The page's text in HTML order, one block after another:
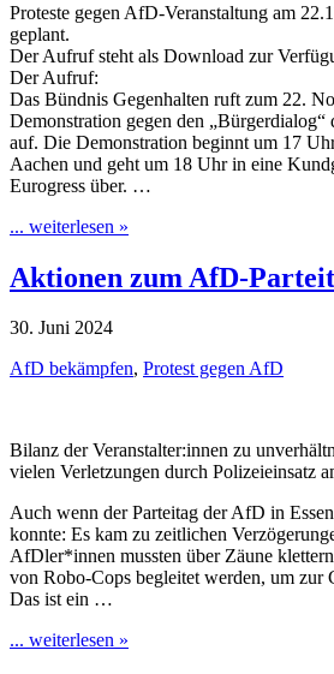
Proteste gegen AfD-Veranstaltung am
geplant.
Der Aufruf steht als Download zur
Der Aufruf:
Das Bündnis Gegenhalten ruft zum 22.
Demonstration gegen den
auf. Die Demonstration beginnt um 17
Aachen und geht um 18 Uhr in eine
Eurogress über. …
... weiterlesen »
Aktionen zum AfD-
30. Juni 2024
AfD bekämpfen, Protest gegen AfD
Bilanz der Veranstalter:innen zu
vielen Verletzungen durch Polizeieinsatz
Auch wenn der Parteitag der AfD in
konnte: Es kam zu zeitlichen
AfDler*innen mussten über Zäune
von Robo-Cops begleitet werden, um zur
Das ist ein …
... weiterlesen »